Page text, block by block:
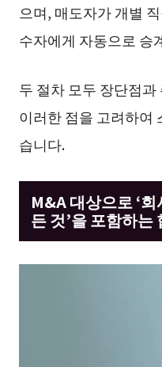
으며, 매도자가 개별
수자에게 자동으로 승
두 절차 모두 장단점
이러한 점을 고려하여
습니다.
M&A 대상으로 ‘
든 것’을 포함하는